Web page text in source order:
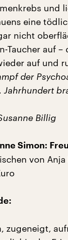
und
eine
nicht
Taucher auf
auf und
der
Jahrhundert
Billig
Simon:
von
zugeneigt,